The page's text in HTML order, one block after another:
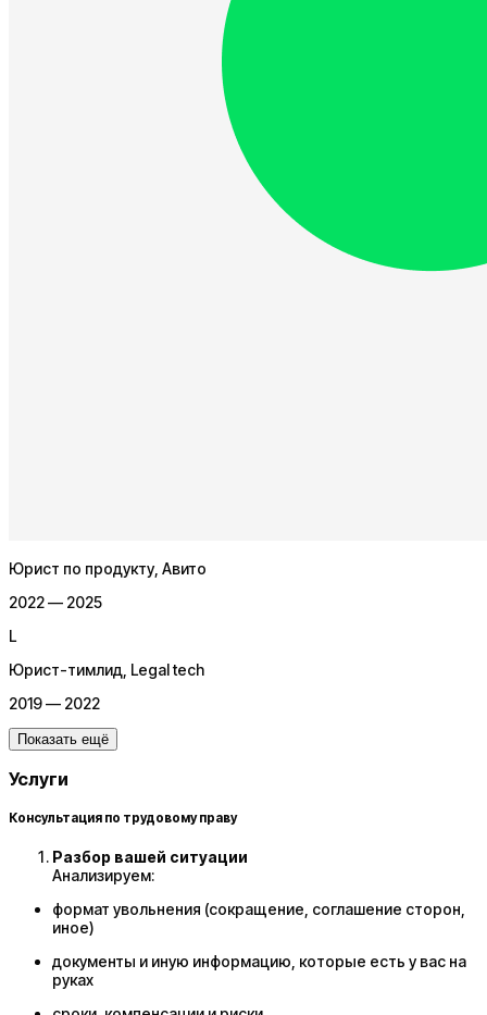
Юрист по продукту , Авито
2022 — 2025
L
Юрист-тимлид , Legal tech
2019 — 2022
Показать ещё
Услуги
Консультация по трудовому праву
Разбор вашей ситуации
Анализируем:
формат увольнения (сокращение, соглашение сторон,
иное)
документы и иную информацию, которые есть у вас на
руках